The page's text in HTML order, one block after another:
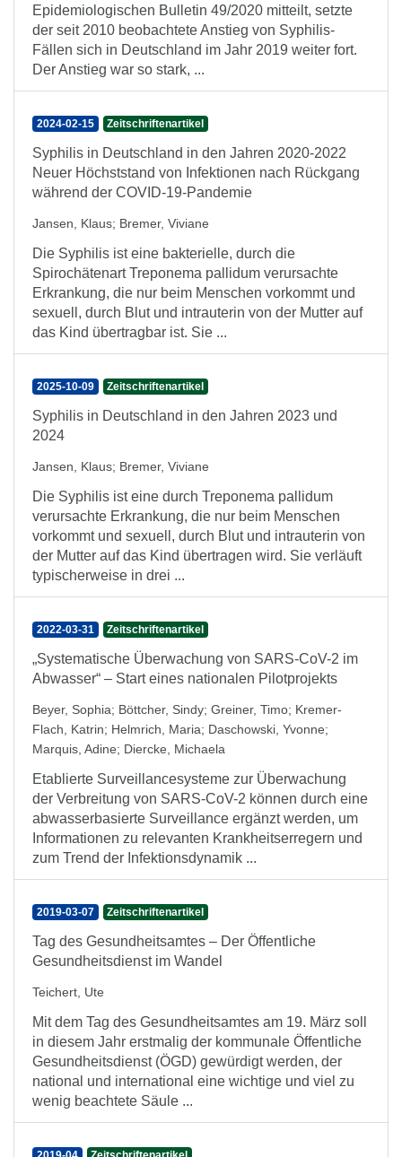
Epidemiologischen Bulletin 49/2020 mitteilt, setzte
der seit 2010 beobachtete Anstieg von Syphilis-
Fällen sich in Deutschland im Jahr 2019 weiter fort.
Der Anstieg war so stark, ...
2024-02-15 Zeitschriftenartikel
Syphilis in Deutschland in den Jahren 2020-2022
Neuer Höchststand von Infektionen nach Rückgang
während der COVID-19-Pandemie
Jansen, Klaus; Bremer, Viviane
Die Syphilis ist eine bakterielle, durch die
Spirochätenart Treponema pallidum verursachte
Erkrankung, die nur beim Menschen vorkommt und
sexuell, durch Blut und intrauterin von der Mutter auf
das Kind übertragbar ist. Sie ...
2025-10-09 Zeitschriftenartikel
Syphilis in Deutschland in den Jahren 2023 und
2024
Jansen, Klaus; Bremer, Viviane
Die Syphilis ist eine durch Treponema pallidum
verursachte Erkrankung, die nur beim Menschen
vorkommt und sexuell, durch Blut und intrauterin von
der Mutter auf das Kind übertragen wird. Sie verläuft
typischerweise in drei ...
2022-03-31 Zeitschriftenartikel
„Systematische Überwachung von SARS-CoV-2 im
Abwasser“ – Start eines nationalen Pilotprojekts
Beyer, Sophia; Böttcher, Sindy; Greiner, Timo; Kremer-
Flach, Katrin; Helmrich, Maria; Daschowski, Yvonne;
Marquis, Adine; Diercke, Michaela
Etablierte Surveillancesysteme zur Überwachung
der Verbreitung von SARS-CoV-2 können durch eine
abwasserbasierte Surveillance ergänzt werden, um
Informationen zu relevanten Krankheitserregern und
zum Trend der Infektionsdynamik ...
2019-03-07 Zeitschriftenartikel
Tag des Gesundheitsamtes – Der Öffentliche
Gesundheitsdienst im Wandel
Teichert, Ute
Mit dem Tag des Gesundheitsamtes am 19. März soll
in diesem Jahr erstmalig der kommunale Öffentliche
Gesundheitsdienst (ÖGD) gewürdigt werden, der
national und international eine wichtige und viel zu
wenig beachtete Säule ...